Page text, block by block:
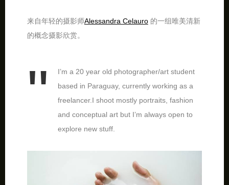
来自年轻的摄影师Alessandra Celauro的一组唯美清新
的概念摄影欣赏。
I’m a 20 year old photographer/art student
based in Paraguay, currently working as a
freelancer.I shoot mostly portraits, fashion
and conceptual art but I’m always open to
explore new stuff.